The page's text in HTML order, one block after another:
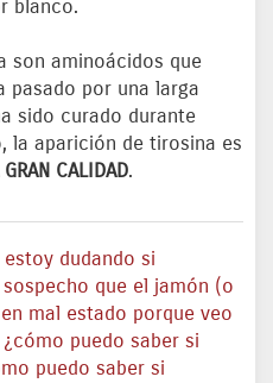
blanco.
son aminoácidos que
pasado por una larga
sido curado durante
la aparición de tirosina es
CALIDAD.
dudando si
que el jamón (o
mal estado porque veo
puedo saber si
puedo saber si